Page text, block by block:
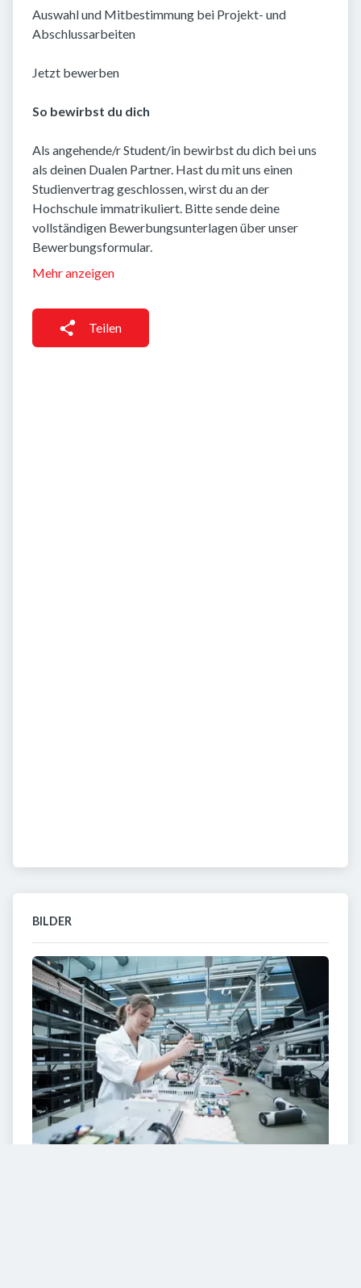
Auswahl und Mitbestimmung bei Projekt- und
Abschlussarbeiten
Jetzt bewerben
So bewirbst du dich
Als angehende/r Student/in bewirbst du dich bei uns
als deinen Dualen Partner. Hast du mit uns einen
Studienvertrag geschlossen, wirst du an der
Hochschule immatrikuliert. Bitte sende deine
vollständigen Bewerbungsunterlagen über unser
Bewerbungsformular.
Mehr anzeigen
Teilen
BILDER